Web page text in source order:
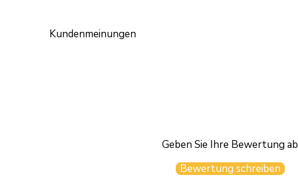
Kundenmeinungen
Geben Sie Ihre Bewertung ab
Bewertung schreiben